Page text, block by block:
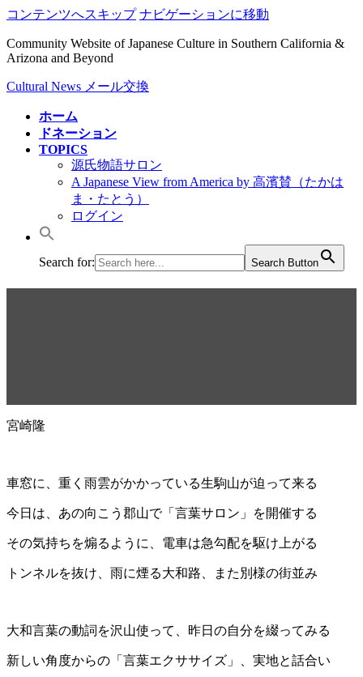
コンテンツへスキップ ナビゲーションに移動
Community Website of Japanese Culture in Southern California &
Arizona and Beyond
Cultural News メール交換
ホーム
ドネーション
TOPICS
源氏物語サロン
A Japanese View from America by 高濱賛（たかは
ま・たとう）
ログイン
Search for: Search Button
宮崎隆
車窓に、重く雨雲がかかっている生駒山が迫って来る
今日は、あの向こう郡山で「言葉サロン」を開催する
その気持ちを煽るように、電車は急勾配を駆け上がる
トンネルを抜け、雨に煙る大和路、また別様の街並み
大和言葉の動詞を沢山使って、昨日の自分を綴ってみる
新しい角度からの「言葉エクササイズ」、実地と話合い